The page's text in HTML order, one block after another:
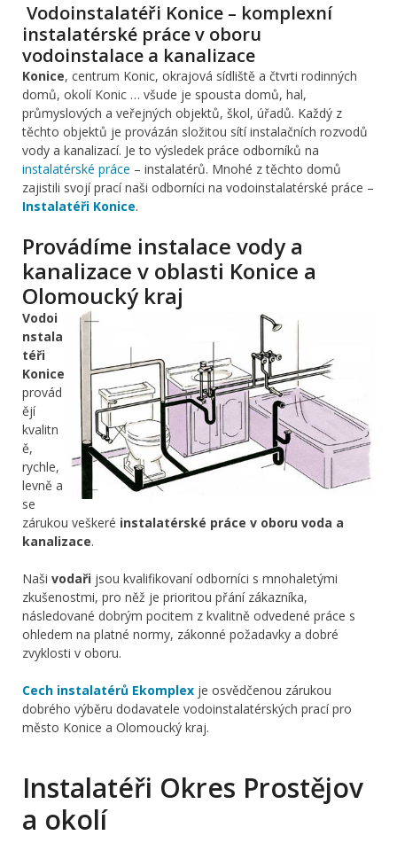
Vodoinstalatéři Konice – komplexní
instalatérské práce v oboru
vodoinstalace a kanalizace
Konice, centrum Konic, okrajová sídliště a čtvrti rodinných
domů, okolí Konic … všude je spousta domů, hal,
průmyslových a veřejných objektů, škol, úřadů. Každý z
těchto objektů je provázán složitou sítí instalačních rozvodů
vody a kanalizací. Je to výsledek práce odborníků na
instalatérské práce – instalatérů. Mnohé z těchto domů
zajistili svojí prací naši odborníci na vodoinstalatérské práce –
Instalatéři Konice.
Provádíme instalace vody a
kanalizace v oblasti Konice a
Olomoucký kraj
Vodoi
nstala
téři
Konice
provád
ějí
kvalitn
ě,
rychle,
levně a
se
zárukou veškeré instalatérské práce v oboru voda a
kanalizace.
Naši vodaři jsou kvalifikovaní odborníci s mnohaletými
zkušenostmi, pro něž je prioritou přání zákazníka,
následované dobrým pocitem z kvalitně odvedené práce s
ohledem na platné normy, zákonné požadavky a dobré
zvyklosti v oboru.
Cech instalatérů Ekomplex je osvědčenou zárukou
dobrého výběru dodavatele vodoinstalatérských prací pro
město Konice a Olomoucký kraj.
Instalatéři Okres Prostějov
a okolí